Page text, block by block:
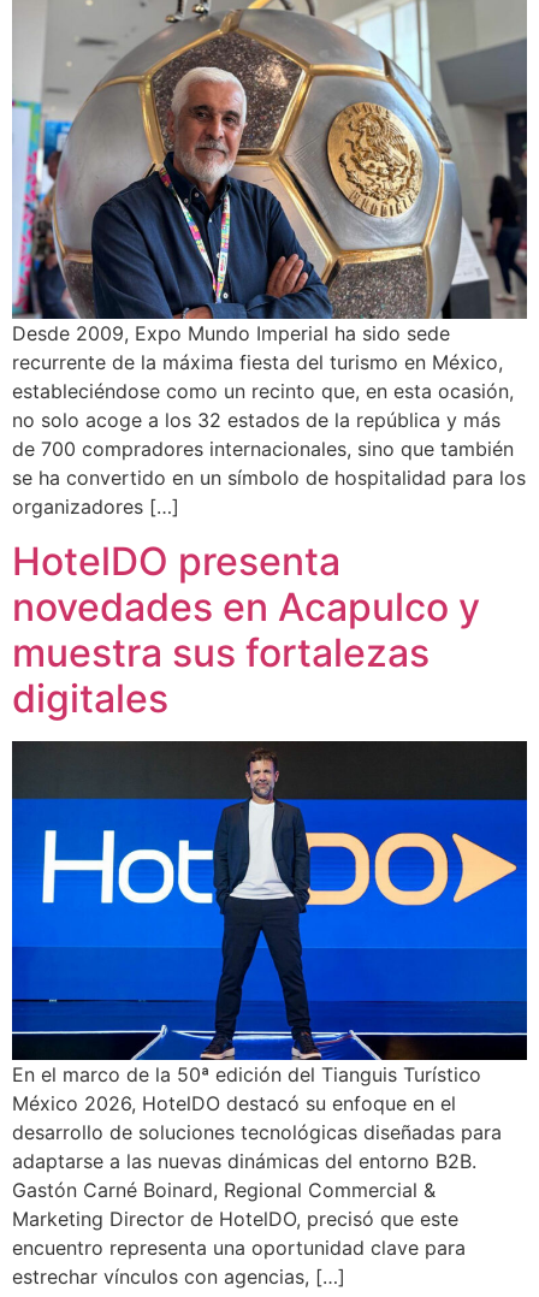
Desde 2009, Expo Mundo Imperial ha sido sede
recurrente de la máxima fiesta del turismo en México,
estableciéndose como un recinto que, en esta ocasión,
no solo acoge a los 32 estados de la república y más
de 700 compradores internacionales, sino que también
se ha convertido en un símbolo de hospitalidad para los
organizadores […]
HotelDO presenta
novedades en Acapulco y
muestra sus fortalezas
digitales
En el marco de la 50ª edición del Tianguis Turístico
México 2026, HotelDO destacó su enfoque en el
desarrollo de soluciones tecnológicas diseñadas para
adaptarse a las nuevas dinámicas del entorno B2B.
Gastón Carné Boinard, Regional Commercial &
Marketing Director de HotelDO, precisó que este
encuentro representa una oportunidad clave para
estrechar vínculos con agencias, […]